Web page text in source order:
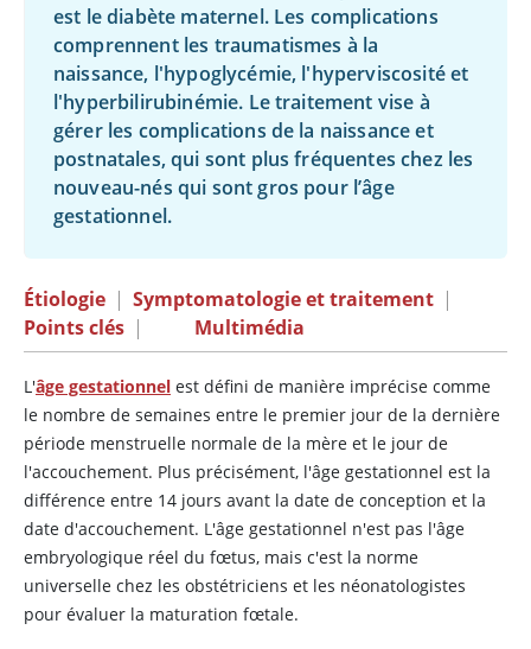
est le diabète maternel. Les complications
comprennent les traumatismes à la
naissance, l'hypoglycémie, l'hyperviscosité et
l'hyperbilirubinémie. Le traitement vise à
gérer les complications de la naissance et
postnatales, qui sont plus fréquentes chez les
nouveau-nés qui sont gros pour l’âge
gestationnel.
Étiologie | Symptomatologie et traitement |
Points clés | Multimédia
L'âge gestationnel est défini de manière imprécise comme
le nombre de semaines entre le premier jour de la dernière
période menstruelle normale de la mère et le jour de
l'accouchement. Plus précisément, l'âge gestationnel est la
différence entre 14 jours avant la date de conception et la
date d'accouchement. L'âge gestationnel n'est pas l'âge
embryologique réel du fœtus, mais c'est la norme
universelle chez les obstétriciens et les néonatologistes
pour évaluer la maturation fœtale.